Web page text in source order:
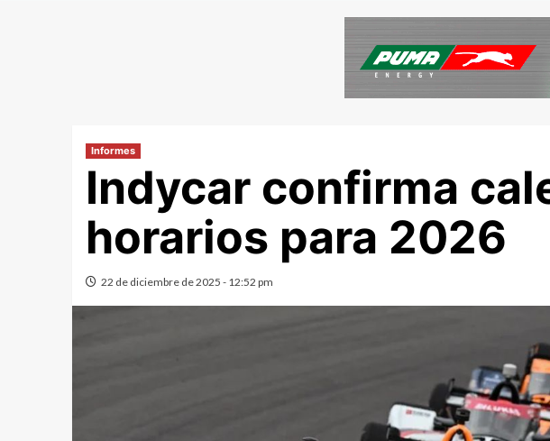
Informes
Indycar confirma
horarios para 2026
22 de diciembre de 2025 - 12:52 pm